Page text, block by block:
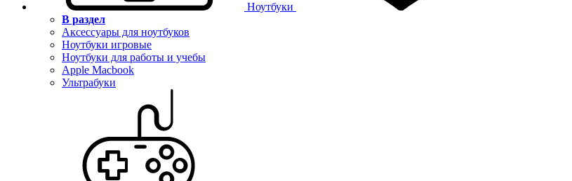
Ноутбуки
В раздел
Аксессуары для ноутбуков
Ноутбуки игровые
Ноутбуки для работы и учебы
Apple Macbook
Ультрабуки